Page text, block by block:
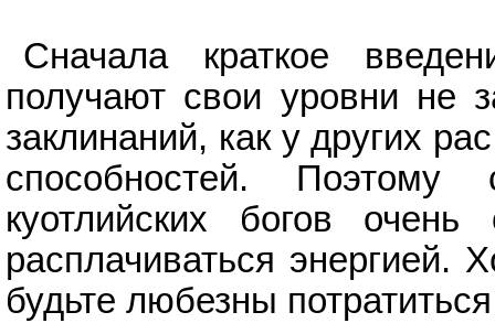
Сначала краткое
получают свои уровни не
заклинаний, как у других
способностей.
куотлийских богов
расплачиваться энергией.
будьте любезны